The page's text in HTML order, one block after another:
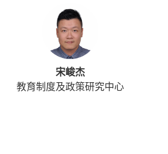
宋峻杰
教育制度及政策研究中心